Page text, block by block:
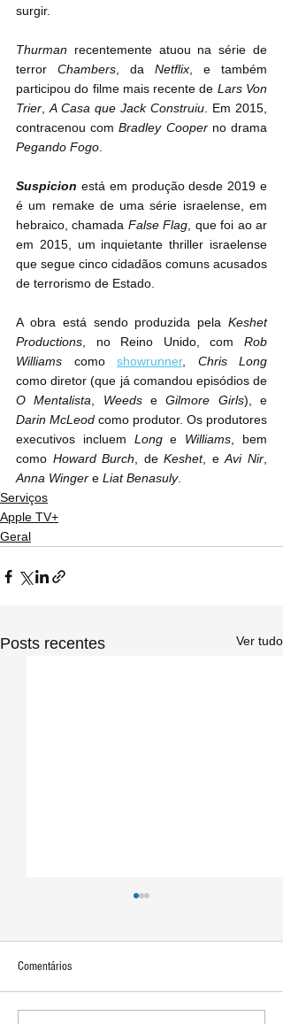
surgir.
Thurman recentemente atuou na série de
terror Chambers, da Netflix, e também
participou do filme mais recente de Lars Von
Trier, A Casa que Jack Construiu. Em 2015,
contracenou com Bradley Cooper
Pegando Fogo.
Suspicion está em produção desde 2019 e
é um remake de uma série israelense, em
hebraico, chamada False Flag, que foi ao ar
em 2015, um inquietante thriller israelense
que segue cinco cidadãos comuns acusados
de terrorismo de Estado.
A obra está sendo produzida pela Keshet
Productions, no Reino Unido, com Rob
Williams como showrunner, Chris Long
O Mentalista, Weeds e Gilmore Girls
Darin McLeod como produtor. Os produtores
executivos incluem Long e Williams, bem
como Howard Burch, de Keshet, e Avi Nir
Anna Winger e Liat Benasuly.
Serviços
Apple TV+
Geral
Posts recentes Ver tudo
Comentários